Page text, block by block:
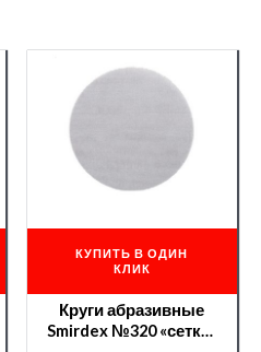
КУПИТЬ В ОДИН
КЛИК
Круги абразивные
Smirdex №320 «сетка»